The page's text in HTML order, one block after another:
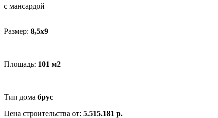
с мансардой
Размер: 8,5x9
Площадь: 101 м2
Тип дома брус
Цена строительства от: 5.515.181 р.